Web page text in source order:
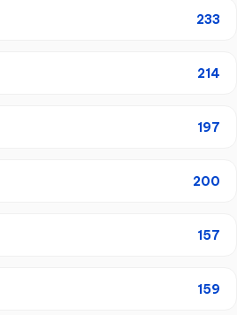
233
214
197
200
157
159